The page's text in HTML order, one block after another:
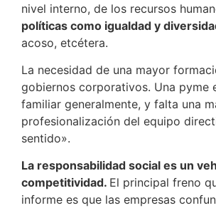
nivel interno, de los recursos
políticas como igualdad y
acoso, etcétera.
La necesidad de una mayor
gobiernos corporativos. Una pyme
familiar generalmente, y falta una
profesionalización del equipo
sentido».
La responsabilidad social es un
competitividad. El principal freno
informe es que las empresas